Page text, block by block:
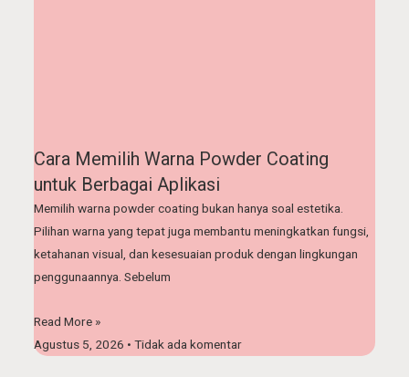
Cara Memilih Warna Powder Coating
untuk Berbagai Aplikasi
Memilih warna powder coating bukan hanya soal estetika.
Pilihan warna yang tepat juga membantu meningkatkan fungsi,
ketahanan visual, dan kesesuaian produk dengan lingkungan
penggunaannya. Sebelum
Read More »
Agustus 5, 2026
Tidak ada komentar